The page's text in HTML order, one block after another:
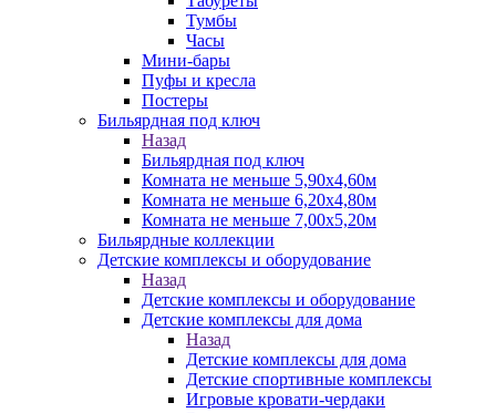
Тумбы
Часы
Мини-бары
Пуфы и кресла
Постеры
Бильярдная под ключ
Назад
Бильярдная под ключ
Комната не меньше 5,90х4,60м
Комната не меньше 6,20х4,80м
Комната не меньше 7,00х5,20м
Бильярдные коллекции
Детские комплексы и оборудование
Назад
Детские комплексы и оборудование
Детские комплексы для дома
Назад
Детские комплексы для дома
Детские спортивные комплексы
Игровые кровати-чердаки